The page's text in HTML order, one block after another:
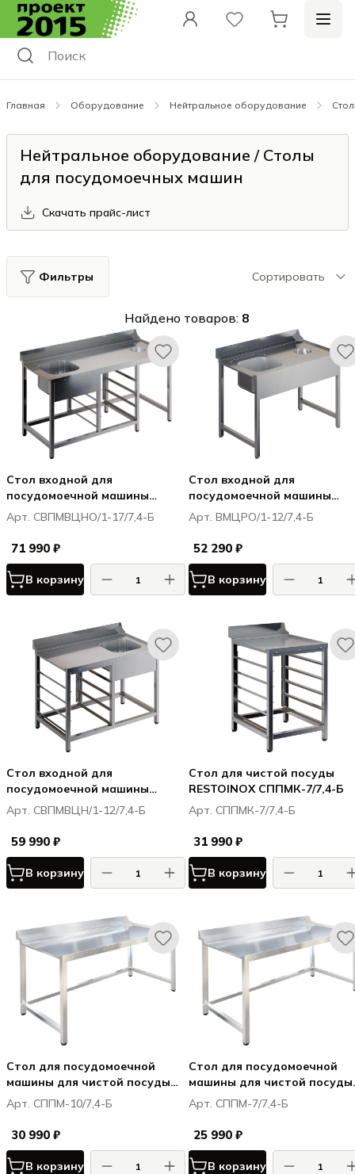
Главная Оборудование Нейтральное оборудование
Нейтральное оборудование / Столы
для посудомоечных машин
Скачать прайс-лист
Фильтры Сортировать
Найдено товаров: 8
Стол входной для
посудомоечной машины
RESTOINOX СВПМВЦНО/1-
17/7,4-Б
Арт. СВПМВЦНО/1-17/7,4-Б
71 990 ₽
В корзину
Стол входной для
посудомоечной машины
RESTOINOX ВМЦРО/1-12/
Арт. ВМЦРО/1-12/7,4-Б
52 290 ₽
В корзину
Стол входной для
посудомоечной машины
RESTOINOX СВПМВЦН/1-
12/7,4-Б с направляющими для
кассет
Арт. СВПМВЦН/1-12/7,4-Б
59 990 ₽
В корзину
Стол для чистой посуды
RESTOINOX СППМК-7/7,4-Б
Арт. СППМК-7/7,4-Б
31 990 ₽
В корзину
Стол для посудомоечной
машины для чистой посуды
RESTOINOX СППМ-10/7,4-Б
Арт. СППМ-10/7,4-Б
30 990 ₽
В корзину
Стол для посудомоечной
машины для чистой посуды
RESTOINOX СППМ-7/7,4-Б
Арт. СППМ-7/7,4-Б
25 990 ₽
В корзину